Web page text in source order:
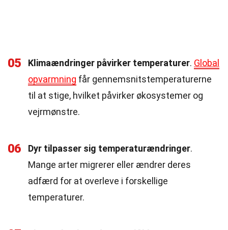
05 Klimaændringer påvirker temperaturer. Global
opvarmning får gennemsnitstemperaturerne
til at stige, hvilket påvirker økosystemer og
vejrmønstre.
06 Dyr tilpasser sig temperaturændringer.
Mange arter migrerer eller ændrer deres
adfærd for at overleve i forskellige
temperaturer.